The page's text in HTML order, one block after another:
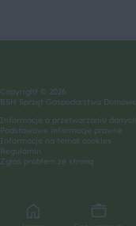
Copyright © 2026
BSH Sprzęt Gospodarstwa
Informacje o przetwarzaniu
Podstawowe informacje prawne
Informacje na temat cookies
Regulamin
Zgłoś problem ze stroną